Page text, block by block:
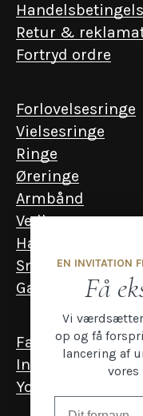
Retur &
Fortryd ordre
Forlovelsesringe
Vielsesringe
Ringe
Øreringe
Armbånd
Vedhæng
Halskæder
Smykker til
Gavekort
Facebook
Instagram
YouTube
EN INVITATION
Få
Vi
op og få
lancering af